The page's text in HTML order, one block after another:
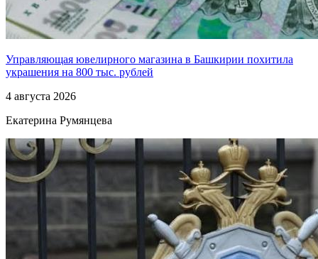
Управляющая ювелирного магазина в Башкирии похитила
украшения на 800 тыс. рублей
4 августа 2026
Екатерина Румянцева